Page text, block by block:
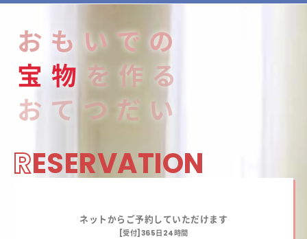
RESERVATION
ネットからご予約していただけます
[受付]365日24時間
おもいでの
宝 物 を作る
おてつだい